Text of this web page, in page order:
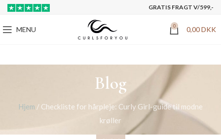
GRATIS FRAGT V/599,-
MENU 0 0,00DKK
Blog
Hjem / Checkliste for hårpleje: Curly Girl-guide til modne
krøller